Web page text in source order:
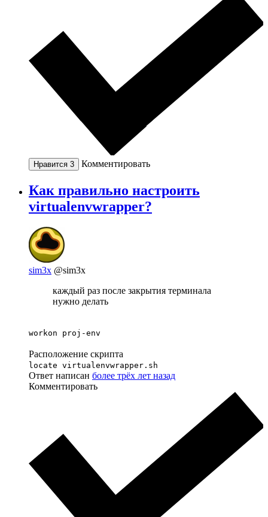
Нравится 3 Комментировать
Как правильно настроить
virtualenvwrapper?
sim3x @sim3x
каждый раз после закрытия терминала
нужно делать
workon proj-env
Расположение скрипта
locate virtualenvwrapper.sh
Ответ написан более трёх лет назад
Комментировать